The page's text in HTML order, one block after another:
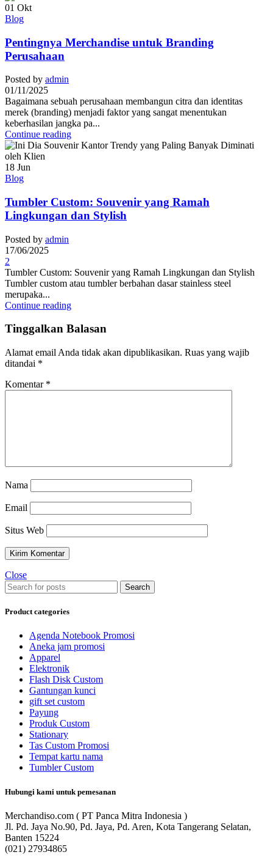
01 Okt
Blog
Pentingnya Merchandise untuk Branding
Perusahaan
Posted by admin
01/11/2025
Bagaimana sebuah perusahaan membangun citra dan identitas
merek (branding) menjadi faktor yang sangat menentukan
keberhasilan jangka pa...
Continue reading
18 Jun
Blog
Tumbler Custom: Souvenir yang Ramah
Lingkungan dan Stylish
Posted by admin
17/06/2025
2
Tumbler Custom: Souvenir yang Ramah Lingkungan dan Stylish
Tumbler custom atau tumbler berbahan dasar stainless steel
merupaka...
Continue reading
Tinggalkan Balasan
Alamat email Anda tidak akan dipublikasikan. Ruas yang wajib
ditandai *
Komentar *
Nama
Email
Situs Web
Close
Search
Product categories
Agenda Notebook Promosi
Aneka jam promosi
Apparel
Elektronik
Flash Disk Custom
Gantungan kunci
gift set custom
Payung
Produk Custom
Stationary
Tas Custom Promosi
Tempat kartu nama
Tumbler Custom
Hubungi kami untuk pemesanan
Merchandiso.com ( PT Panca Mitra Indonesia )
Jl. Pd. Jaya No.90, Pd. Jaya, Pd. Aren, Kota Tangerang Selatan,
Banten 15224
(021) 27934865